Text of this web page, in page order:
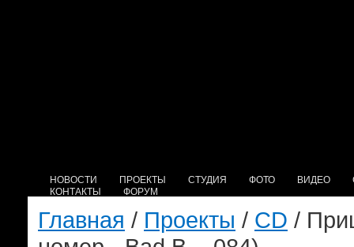
НОВОСТИ ПРОЕКТЫ СТУДИЯ ФОТО ВИДЕО
КОНТАКТЫ
ФОРУМ
Главная / Проекты / CD /